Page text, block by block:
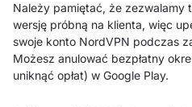
Należy pamiętać, że zezwalamy
wersję próbną na klienta, więc
swoje konto NordVPN podczas
Możesz anulować bezpłatny
uniknąć opłat) w Google Play.